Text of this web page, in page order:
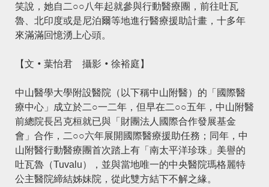
笑說，她自二○○八年起就參與行動醫療團，前往吐瓦
魯、北印度或是尼泊爾等地進行醫療援助計畫，十多年
來滿滿回憶湧上心頭。
【文‧葉怡君 攝影‧徐裕庭】
中山醫學大學附設醫院（以下稱中山附醫）的「國際醫
療中心」成立於二○一二年，但早在二○○五年，中山附醫
前總院長呂克桓就已與「財團法人國際合作發展基金
會」合作，二○○六年展開國際醫療援助任務；同年，中
山附醫行動醫療團首次踏上有「南太平洋珍珠」美譽的
吐瓦魯（Tuvalu），並與當地唯一的中央醫院瑪格麗特
公主醫院締結姊妹院，從此雙方結下不解之緣。